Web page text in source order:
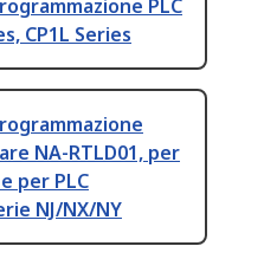
PLC
CP1L Series
NA-RTLD01, per
per PLC
NJ/NX/NY